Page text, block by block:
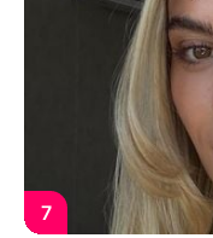
7